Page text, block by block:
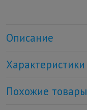
Описание
Характеристики
Похожие товары